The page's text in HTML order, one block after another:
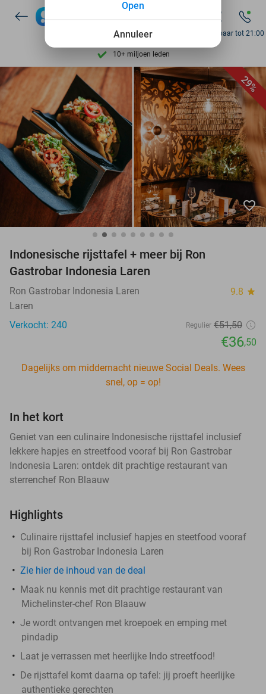
7 dagen per week beschikbaar
10+ miljoen leden
9,4 op basis van
Ontdek 15.000+ deals
7 dagen per week beschikbaar
10+ miljoen leden
Bereikbaar tot 21:00
29%
favorite_border
Indonesische rijsttafel + meer bij Ron
Gastrobar Indonesia Laren
Ron Gastrobar Indonesia Laren 9.8 star
Laren
Verkocht: 240
Regulier €51,50
€36,50
Dagelijks om middernacht nieuwe Social Deals. Wees
snel, op = op!
In het kort
Geniet van een culinaire Indonesische rijsttafel inclusief
lekkere hapjes en streetfood vooraf bij Ron Gastrobar
Indonesia Laren: ontdek dit prachtige restaurant van
sterrenchef Ron Blaauw
Highlights
Culinaire rijsttafel inclusief hapjes en steetfood vooraf
bij Ron Gastrobar Indonesia Laren
Zie hier de inhoud van de deal
Maak nu kennis met dit prachtige restaurant van
Michelinster-chef Ron Blaauw
Je wordt ontvangen met kroepoek en emping met
pindadip
Laat je verrassen met heerlijke Indo streetfood!
De rijsttafel komt daarna op tafel: jij proeft heerlijke
authentieke gerechten
Annuleer
Open